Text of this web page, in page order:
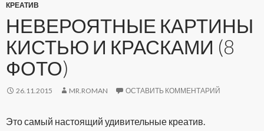
КРЕАТИВ
НЕВЕРОЯТНЫЕ КАРТИНЫ
КИСТЬЮ И КРАСКАМИ (8
ФОТО)
26.11.2015 MR.ROMAN ОСТАВИТЬ КОММЕНТАРИЙ
Это самый настоящий удивительные креатив.